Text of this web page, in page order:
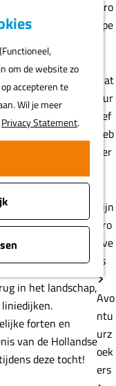
om de website zo
accepteren te
Wil je meer
Privacy Statement.
Gro
epe
Nat
uur
lief
heb
ber
Fijn
pro
eve
rs
Avo
ntu
urz
oek
ers
GPX
vind je op de
volledige tracé
Je
in het landschap,
forten en
van de Hollandse
deze tocht!